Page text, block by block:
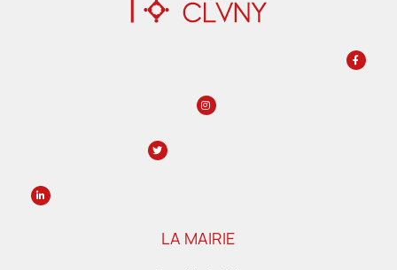
LA MAIRIE